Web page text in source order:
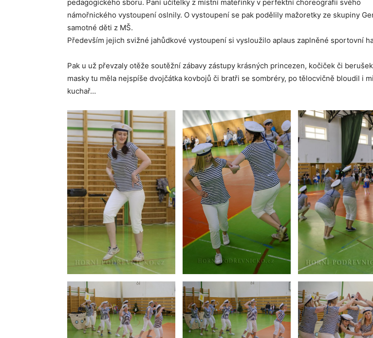
pedagogického sboru. Paní učitelky z místní mateřinky v perfektní choreografii svého
námořnického vystoupení oslnily. O vystoupení se pak podělily mažoretky ze skupiny
samotné děti z MŠ.
Především jejich svižné jahůdkové vystoupení si vysloužilo aplaus zaplněné sportovní
Pak u už převzaly otěže soutěžní zábavy zástupy krásných princezen, kočiček či
masky tu měla nejspíše dvojčátka kovbojů či bratři se sombréry, po tělocvičně bloudil i
kuchař…